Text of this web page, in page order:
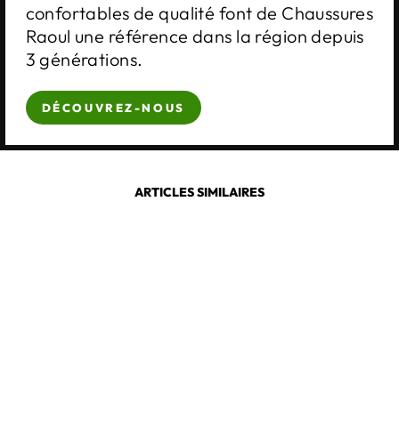
confortables de qualité font de Chaussures
Raoul une référence dans la région depuis
3 générations.
DÉCOUVREZ-NOUS
ARTICLES SIMILAIRES